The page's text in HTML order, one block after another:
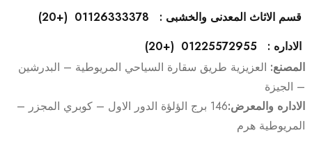
المصنع: العزيزية طريق سقارة السياحي المريوطية – البدرشين
– الجيزة
الاداره والمعرض:
146 برج الؤلؤة الدور الاول – كوبري المجزر –
المريوطية هرم